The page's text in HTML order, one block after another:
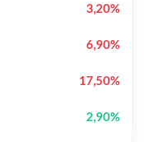
3,20%
6,90%
17,50%
2,90%